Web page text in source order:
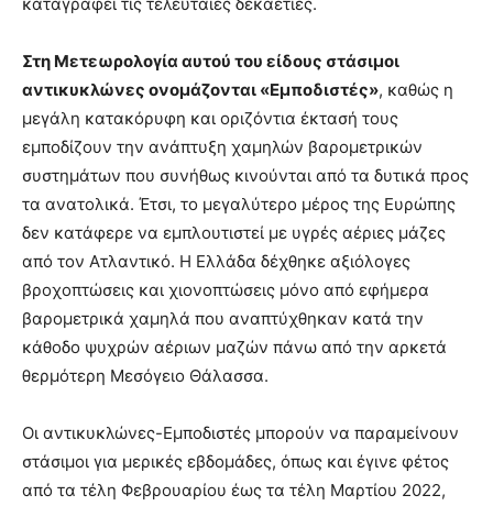
Στη Μετεωρολογία αυτού του είδους στάσιμοι
αντικυκλώνες ονομάζονται «Εμποδιστές», καθώς η
μεγάλη κατακόρυφη και οριζόντια έκτασή τους
εμποδίζουν την ανάπτυξη χαμηλών βαρομετρικών
συστημάτων που συνήθως κινούνται από τα δυτικά προς
τα ανατολικά. Έτσι, το μεγαλύτερο μέρος της Ευρώπης
δεν κατάφερε να εμπλουτιστεί με υγρές αέριες μάζες
από τον Ατλαντικό. Η Ελλάδα δέχθηκε αξιόλογες
βροχοπτώσεις και χιονοπτώσεις μόνο από εφήμερα
βαρομετρικά χαμηλά που αναπτύχθηκαν κατά την
κάθοδο ψυχρών αέριων μαζών πάνω από την αρκετά
θερμότερη Μεσόγειο Θάλασσα.
Οι αντικυκλώνες-Εμποδιστές μπορούν να παραμείνουν
στάσιμοι για μερικές εβδομάδες, όπως και έγινε φέτος
από τα τέλη Φεβρουαρίου έως τα τέλη Μαρτίου 2022,